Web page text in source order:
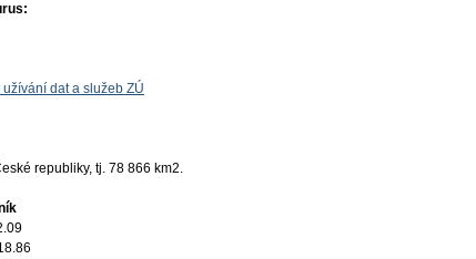
užívání dat a služeb ZÚ
republiky, tj. 78 866 km2.